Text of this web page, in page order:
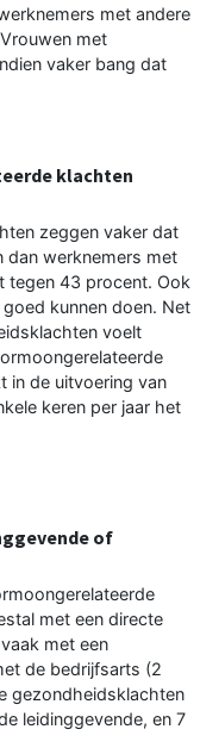
met andere
met
vaker bang dat
klachten
zeggen vaker dat
dan werknemers met
tegen 43 procent. Ook
kunnen doen. Net
voelt
in de uitvoering van
keren per jaar het
of
met een directe
met een
de bedrijfsarts (2
gezondheidsklachten
leidinggevende, en 7